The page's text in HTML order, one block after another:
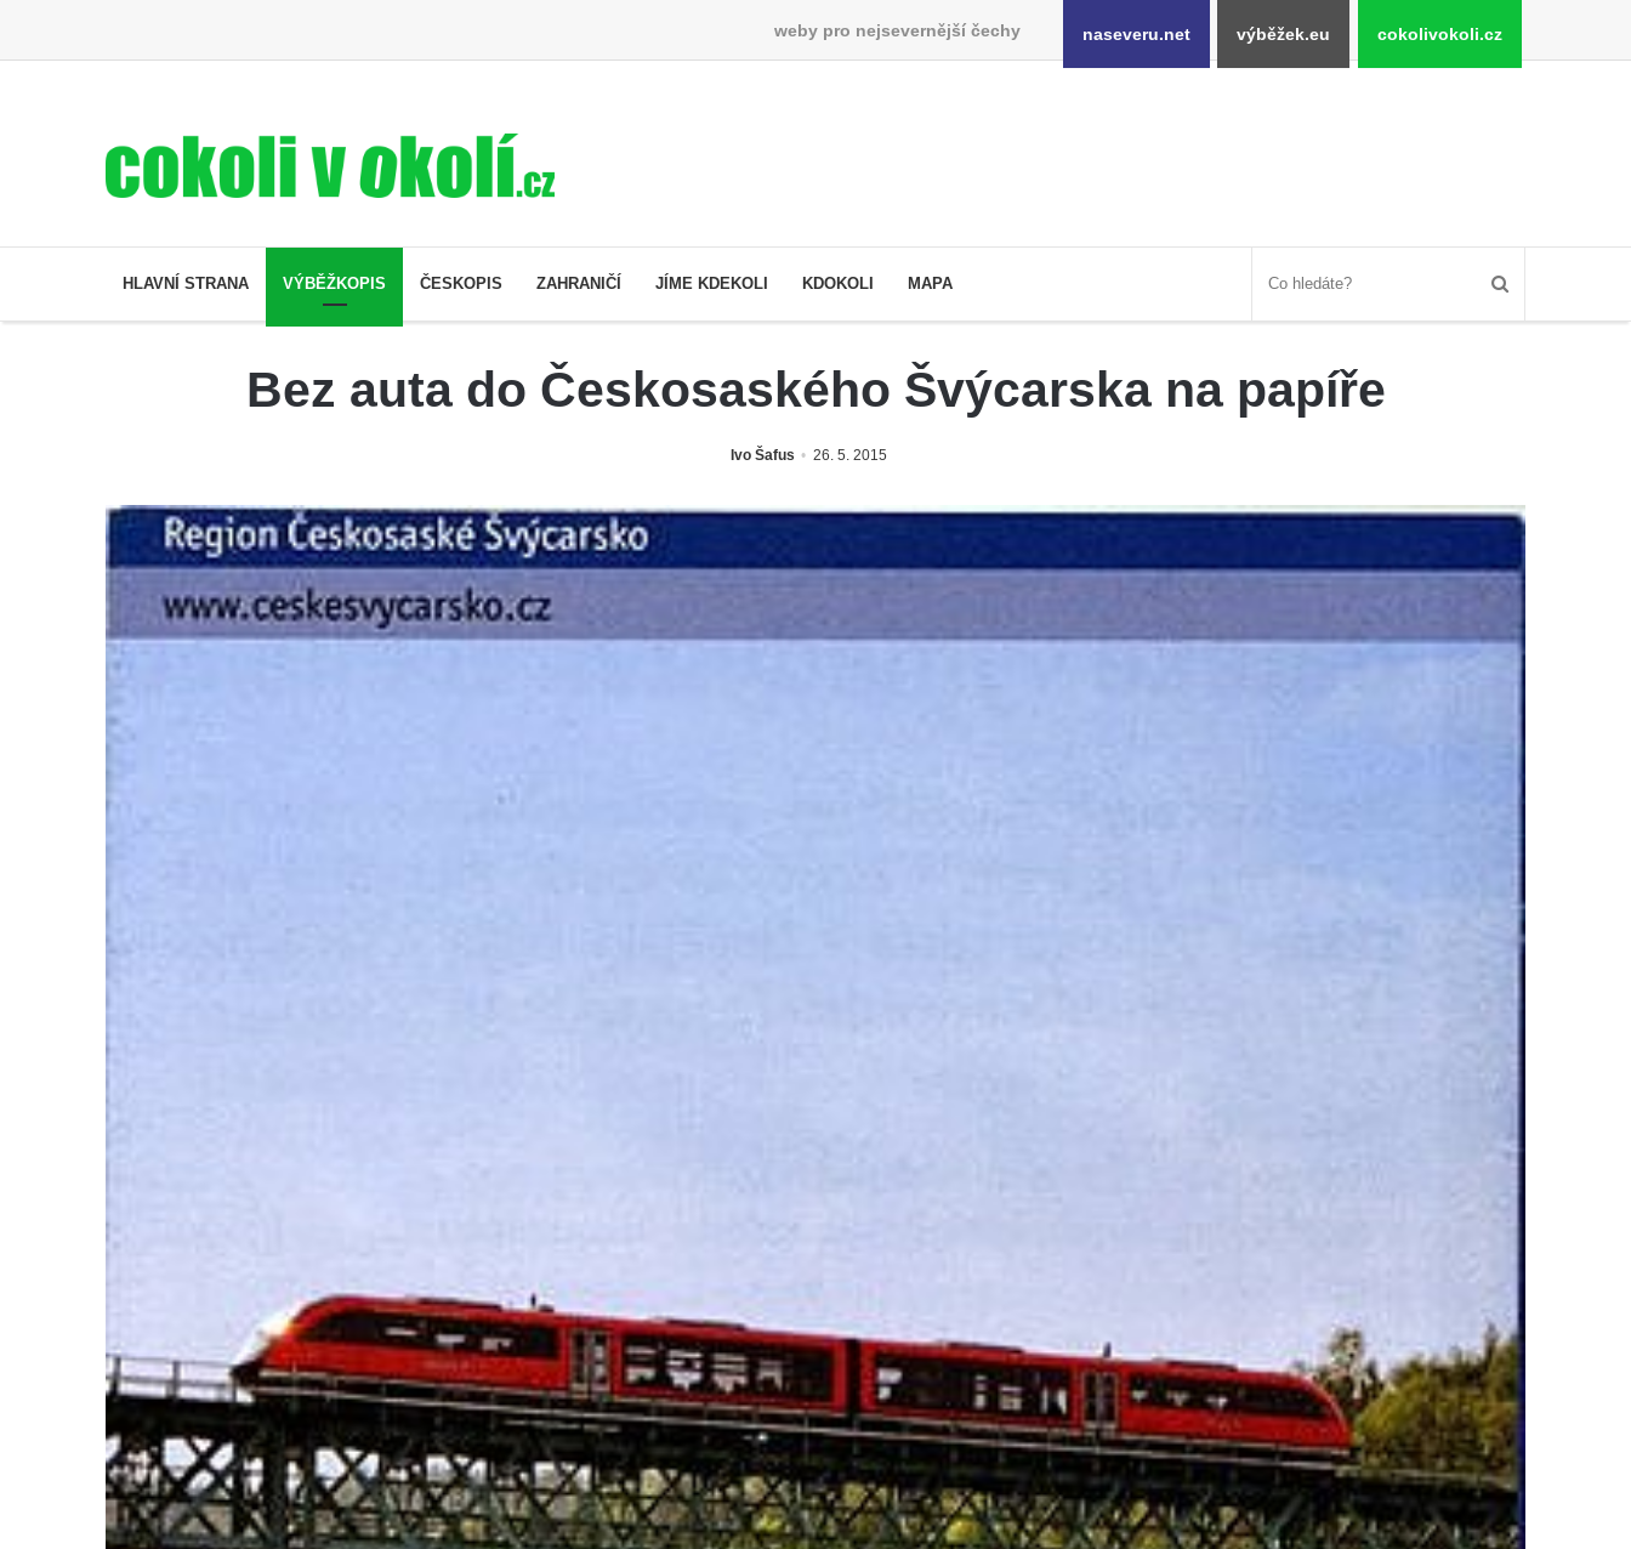
weby pro nejsevernější čechy naseveru.net výběžek.eu cokolivokoli.cz
HLAVNÍ STRANA VÝBĚŽKOPIS ČESKOPIS ZAHRANIČÍ JÍME KDEKOLI KDOKOLI MAPA
Bez auta do Českosaského Švýcarska na papíře
Ivo Šafus 26. 5. 2015